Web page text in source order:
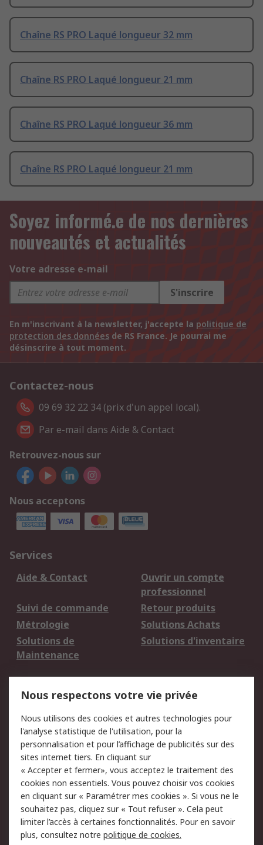
Chaîne RS PRO Laqué longueur 32 mm
Chaîne RS PRO Laqué longueur 21 mm
Chaîne RS PRO Laqué longueur 36 mm
Chaîne RS PRO Laqué longueur 21 mm
Soyez informé.e de nos dernières
nouveautés et actualités
Votre adresse e-mail
S'inscrire
En m'inscrivant à la newsletter, j'accepte la politique de
protection des données de RS France. Je pourrai me
désinscrire à tout moment.
Contactez-nous
09 69 32 22 34 (prix d'un appel local).
Par e-mail dans Aide & Contact
Retrouvez-nous sur
Nous acceptons
Services
Aide & Contact
Ouvrir un compte
professionnel
Suivi de commande
Retour produits
Métrologie
Solutions Achats
Solutions de
Maintenance
Solutions d'inventaire
du site
Politique de protection
des données - Mise à
jour
Sécurité des E-mails
Conditions générales
de vente
Politique anti-
corruption
Campagnes marketing
Nous respectons votre vie privée
Nous utilisons des cookies et autres technologies pour
l'analyse statistique de l'utilisation, pour la
personnalisation et pour l’affichage de publicités sur des
sites internet tiers. En cliquant sur
« Accepter et fermer», vous acceptez le traitement des
cookies non essentiels. Vous pouvez choisir vos cookies
en cliquant sur « Paramétrer mes cookies ». Si vous ne le
souhaitez pas, cliquez sur « Tout refuser ». Cela peut
limiter l’accès à certaines fonctionnalités. Pour en savoir
plus, consultez notre politique de cookies.